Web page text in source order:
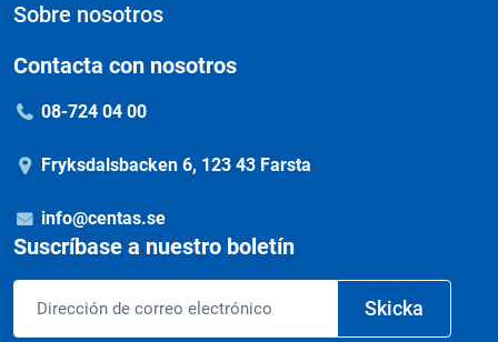
Sobre nosotros
Contacta con nosotros
08-724 04 00
Fryksdalsbacken 6, 123 43 Farsta
info@centas.se
Suscríbase a nuestro boletín
electrónico
Skicka